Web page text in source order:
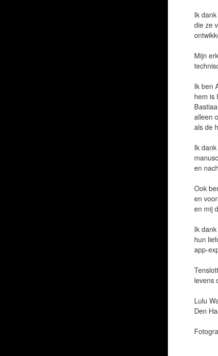
Ik
die ze
Mijn
Ik ben
hem is
alleen
als de
Ik
en
Ook
en
en mij
Ik
hun
app-
levens
Lulu
Den